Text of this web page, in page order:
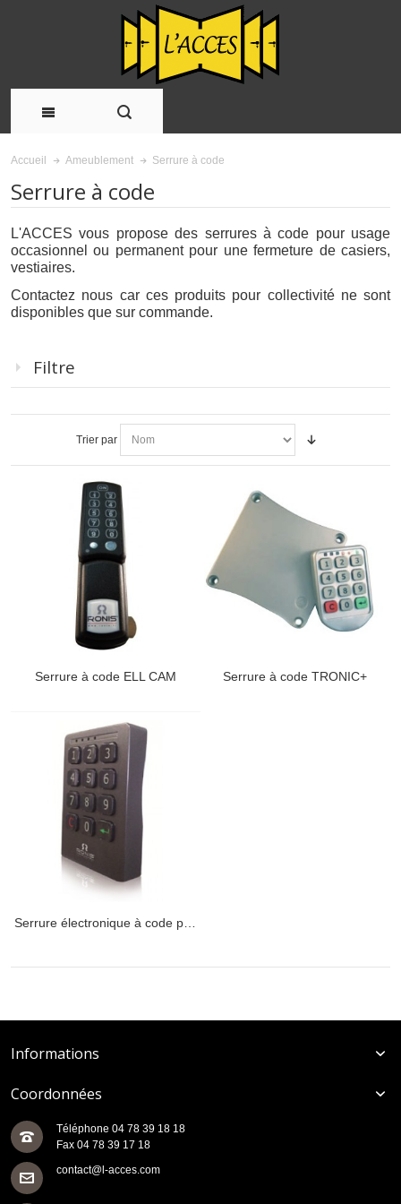
Accueil Ameublement Serrure à code
Serrure à code
L'ACCES vous propose des serrures à code pour usage
occasionnel ou permanent pour une fermeture de casiers,
vestiaires.
Contactez nous car ces produits pour collectivité ne sont
disponibles que sur commande.
Filtre
Trier par
Serrure à code ELL CAM Serrure à code TRONIC+
Serrure électronique à code pour casiers et vestiaires TRONIC
Informations
Coordonnées
Téléphone 04 78 39 18 18
Fax 04 78 39 17 18
contact@l-acces.com